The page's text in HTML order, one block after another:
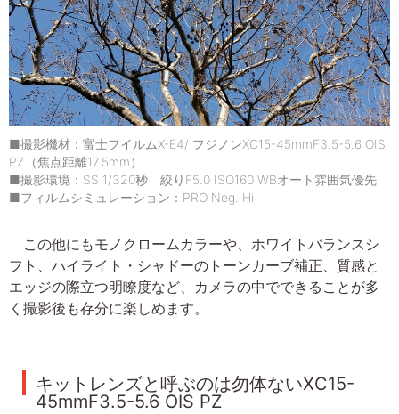
■撮影機材：富士フイルムX-E4/ フジノンXC15-45mmF3.5-5.6 OIS
PZ（焦点距離17.5mm）
■撮影環境：SS 1/320秒 絞りF5.0 ISO160 WBオート雰囲気優先
■フィルムシミュレーション：PRO Neg. Hi
この他にもモノクロームカラーや、ホワイトバランスシ
フト、ハイライト・シャドーのトーンカーブ補正、質感と
エッジの際立つ明瞭度など、カメラの中でできることが多
く撮影後も存分に楽しめます。
キットレンズと呼ぶのは勿体ないXC15-
45mmF3.5-5.6 OIS PZ